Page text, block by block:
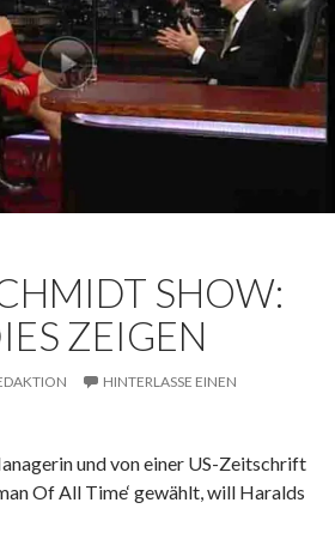
SHOW:
ZEIGEN
HINTERLASSE EINEN
und von einer US-Zeitschrift
Of All Time‘ gewählt, will Haralds